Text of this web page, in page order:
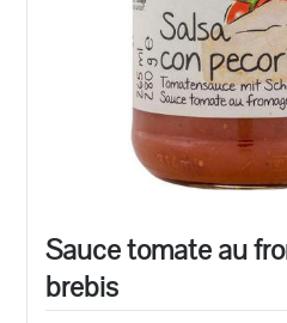
Sauce tomate au
brebis